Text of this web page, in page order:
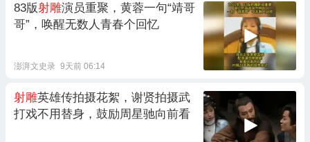
83版射雕演员重聚，黄蓉一句“靖哥
哥”，唤醒无数人青春个回忆
澎湃文史录 9天前 06:14
射雕英雄传拍摄花絮，谢贤拍摄武
打戏不用替身，鼓励周星驰向前看